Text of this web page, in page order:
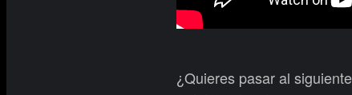
¿Quieres pasar al